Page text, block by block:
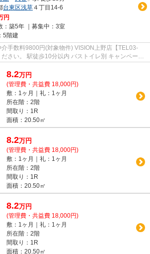
台東区浅草４丁目14-6
円
：築5年 ｜募集中： 3室
5階建
介手数料9800円(対象物件) VISION上野店【TEL03-
レ別 キャンペーン
8.2万円
(管理費・共益費 18,000円)
敷：1ヶ月｜礼：1ヶ月
所在階：2階
間取り：1R
面積：20.50㎡
8.2万円
(管理費・共益費 18,000円)
敷：1ヶ月｜礼：1ヶ月
所在階：2階
間取り：1R
面積：20.50㎡
8.2万円
(管理費・共益費 18,000円)
敷：1ヶ月｜礼：1ヶ月
所在階：2階
間取り：1R
面積：20.50㎡